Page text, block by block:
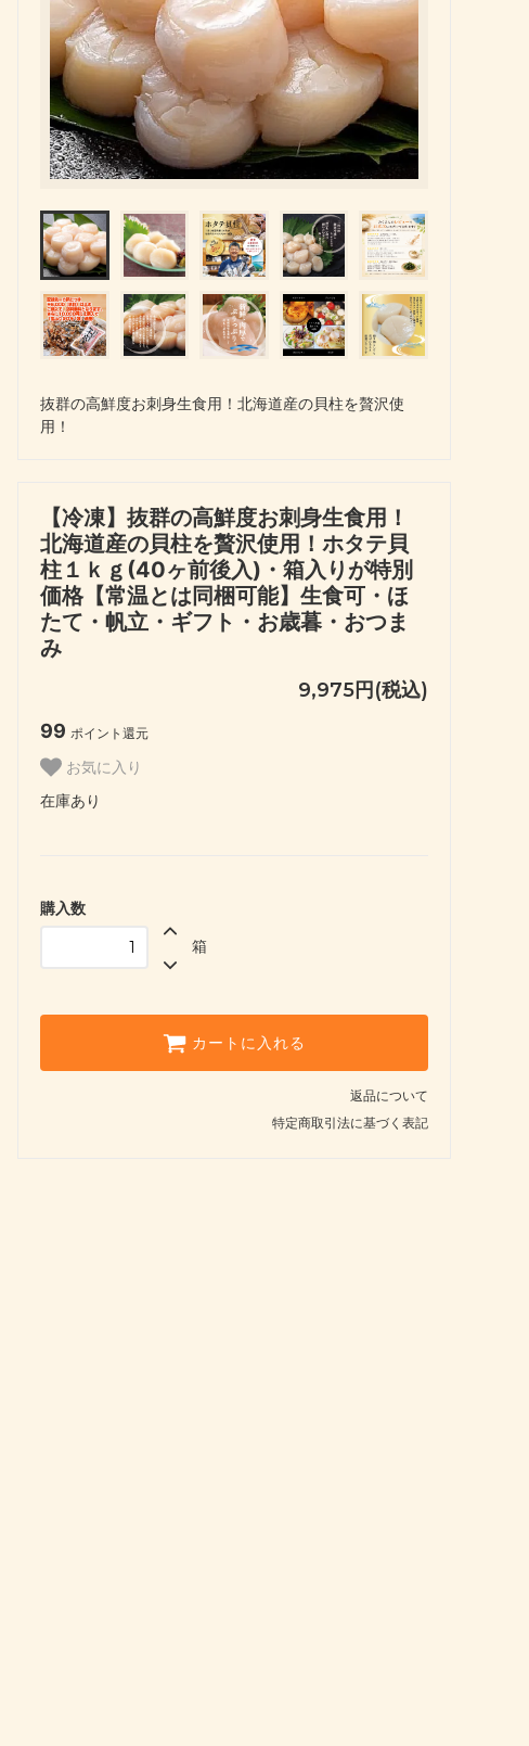
抜群の高鮮度お刺身生食用！北海道産の貝柱を贅沢使
用！
【冷凍】抜群の高鮮度お刺身生食用！
北海道産の貝柱を贅沢使用！ホタテ貝
柱１ｋｇ(40ヶ前後入)・箱入りが特別
価格【常温とは同梱可能】生食可・ほ
たて・帆立・ギフト・お歳暮・おつま
み
9,975円(税込)
99 ポイント還元
お気に入り
在庫あり
購入数
箱
カートに入れる
返品について
特定商取引法に基づく表記